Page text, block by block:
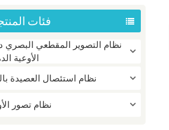
فئات
نظام التصوير المقطعي البصري
الأوعية
نظام استئصال العصيدة
نظام تصور